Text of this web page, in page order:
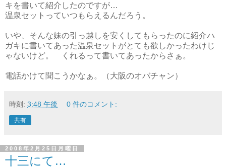
キを書いて紹介したのですが…
温泉セットっていつもらえるんだろう。
いや、そんな妹の引っ越しを安くしてもらったのに紹介ハ
ガキに書いてあった温泉セットがとても欲しかったわけじ
ゃないけど。 くれるって書いてあったからさぁ。
電話かけて聞こうかなぁ。（大阪のオバチャン）
時刻: 3:48 午後 0 件のコメント:
共有
2008年2月25日月曜日
十三にて…